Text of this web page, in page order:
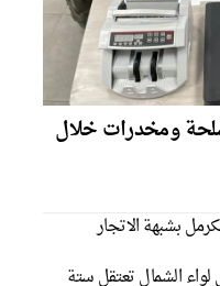
ومخدرات خلال
بشبهة الاتجار
الشمال تعتقل ستة